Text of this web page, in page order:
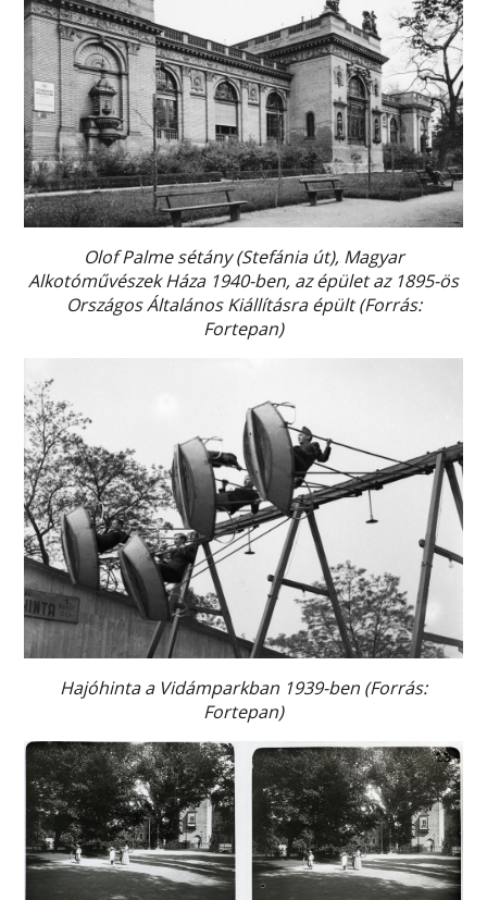
Olof Palme sétány (Stefánia út), Magyar
Alkotóművészek Háza 1940-ben, az épület az 1895-ös
Országos Általános Kiállításra épült (Forrás:
Fortepan)
Hajóhinta a Vidámparkban 1939-ben (Forrás:
Fortepan)